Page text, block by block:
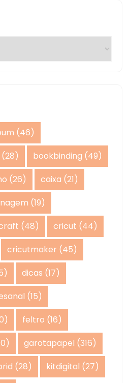
(46)
(28) bookbinding (49)
(26) caixa (21)
(19)
(48) cricut (44)
cricutmaker (45)
dicas (17)
(15)
feltro (16)
garotapapel (316)
(28) kitdigital (27)